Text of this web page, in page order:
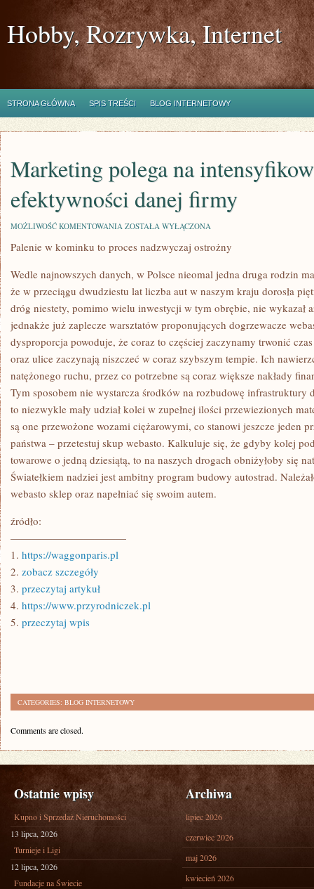
Hobby, Rozrywka, Internet
STRONA GŁÓWNA SPIS TREŚCI BLOG INTERNETOWY
Marketing polega na
efektywności danej firmy
MOŻLIWOŚĆ KOMENTOWANIA MARKETING
NA
INTENSYFIKOWANIU
DANEJ
FIRMY
ZOSTAŁA WYŁĄCZONA
Palenie w kominku to proces nadzwyczaj ostrożny
Wedle najnowszych danych, w Polsce nieomal jedna druga rodzin
że w przeciągu dwudziestu lat liczba aut w naszym kraju dorosła
dróg niestety, pomimo wielu inwestycji w tym obrębie, nie wykazał
jednakże już zaplecze warsztatów proponujących dogrzewacze
dysproporcja powoduje, że coraz to częściej zaczynamy trwonić
oraz ulice zaczynają niszczeć w coraz szybszym tempie. Ich
natężonego ruchu, przez co potrzebne są coraz większe nakłady
Tym sposobem nie wystarcza środków na rozbudowę infrastruktury
to niezwykle mały udział kolei w zupełnej ilości przewiezionych
są one przewożone wozami ciężarowymi, co stanowi jeszcze jeden
państwa – przetestuj skup webasto. Kalkuluje się, że gdyby kolej
towarowe o jedną dziesiątą, to na naszych drogach obniżyłoby się
Światełkiem nadziei jest ambitny program budowy autostrad.
webasto sklep oraz napełniać się swoim autem.
źródło:
———————————
1. https://waggonparis.pl
2. zobacz szczegóły
3. przeczytaj artykuł
4. https://www.przyrodniczek.pl
5. przeczytaj wpis
CATEGORIES: BLOG INTERNETOWY
Comments are closed.
Ostatnie wpisy
Kupno i Sprzedaż Nieruchomości
13 lipca, 2026
Turnieje i Ligi
12 lipca, 2026
Fundacje na Świecie
Archiwa
lipiec 2026
czerwiec 2026
maj 2026
kwiecień 2026